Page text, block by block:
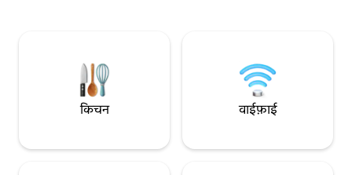
पूरा करने के लिए हर संभव कोशिश करेंगे।
किचन वाईफ़ाई